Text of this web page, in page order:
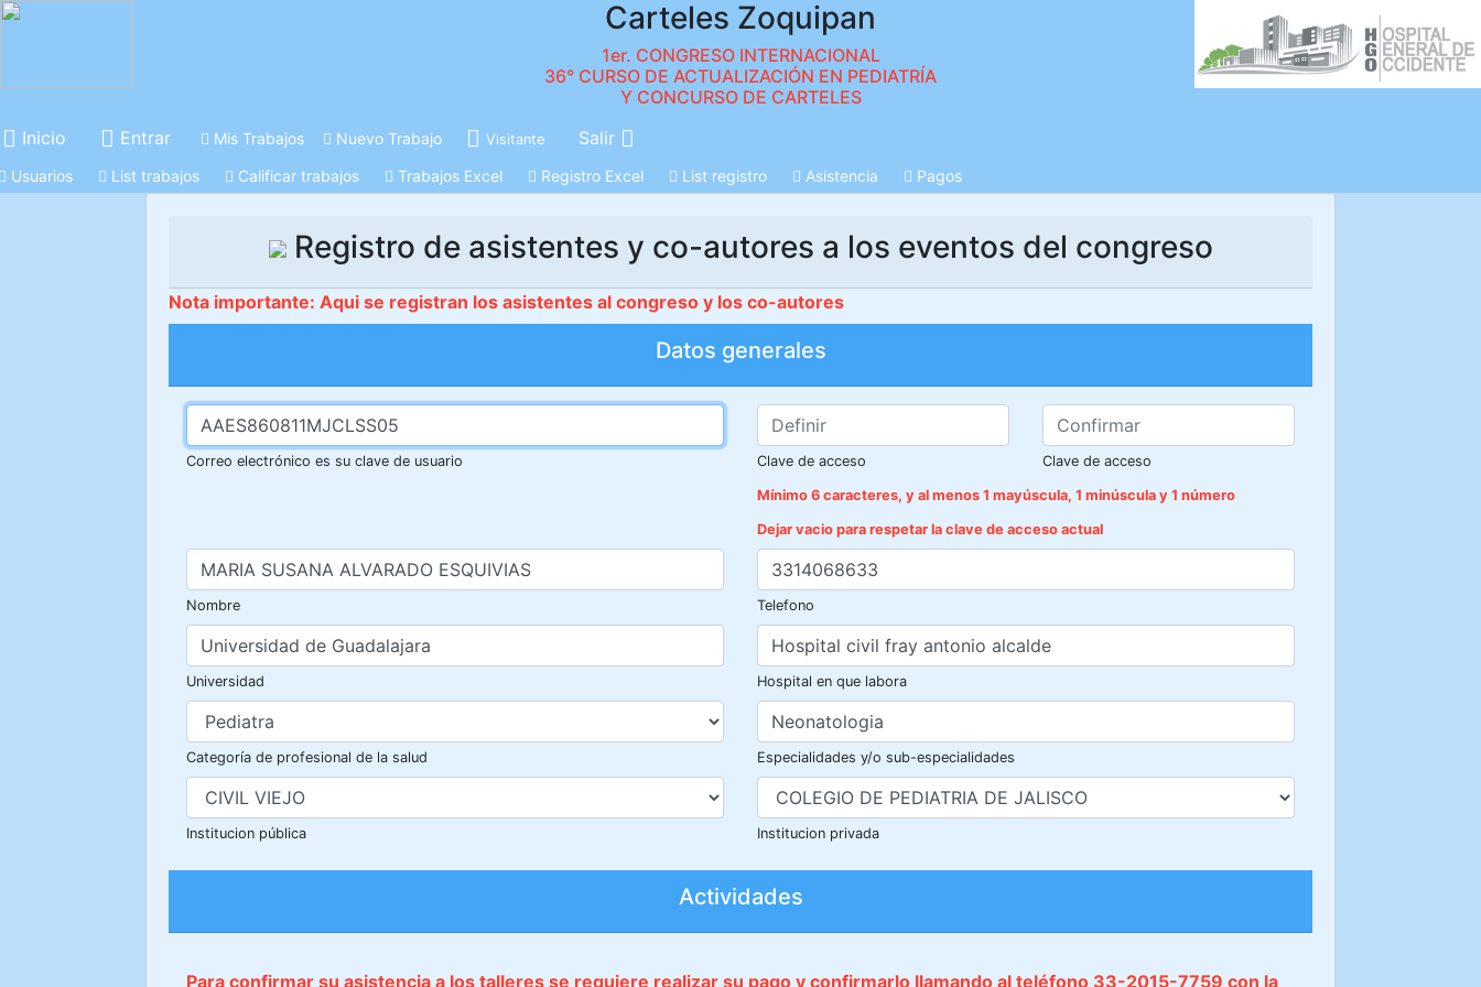
Carteles Zoquipan
1er. CONGRESO INTERNACIONAL
36° CURSO DE ACTUALIZACIÓN EN PEDIATRÍA
Y CONCURSO DE CARTELES
Inicio
Entrar Mis Trabajos Nuevo Trabajo Visitante Salir
Usuarios List trabajos Calificar trabajos Trabajos Excel Registro Excel List registro Asistencia Pagos
Registro de asistentes y co-autores a los eventos del congreso
Nota importante: Aqui se registran los asistentes al congreso y los co-autores
Datos generales
Correo electrónico es su clave de usuario Clave de acceso Clave de acceso
Mínimo 6 caracteres, y al menos 1 mayúscula, 1 minúscula y 1 número
Dejar vacio para respetar la clave de acceso actual
Nombre Telefono
Universidad Hospital en que labora
Categoría de profesional de la salud Especialidades y/o sub-especialidades
Institucion pública Institucion privada
Actividades
Para confirmar su asistencia a los talleres se requiere realizar su pago y confirmarlo llamando al teléfono 33-2015-7759 con la